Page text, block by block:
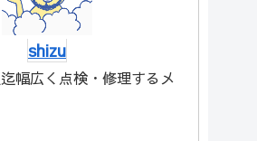
shizu
幅広く点検・修理するメ